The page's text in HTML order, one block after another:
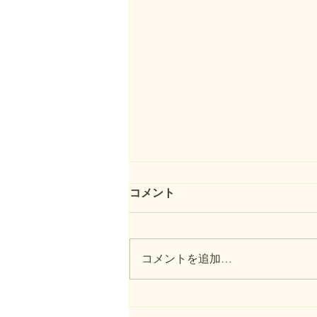
境界標とは
境界標を一言でいうと 境界標と
です。 隣地との境界や、道路と
の境界を確認する際に重要になる
コメント
コメントを追加…